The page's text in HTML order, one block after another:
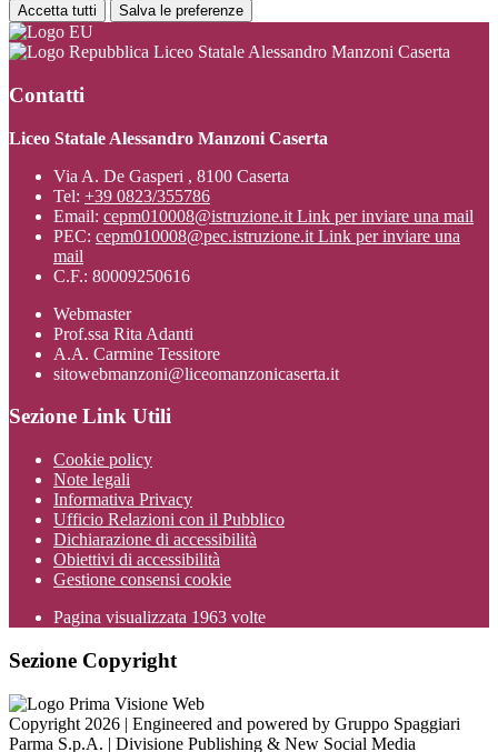
Accetta tutti Salva le preferenze
Liceo Statale Alessandro Manzoni Caserta
Contatti
Liceo Statale Alessandro Manzoni Caserta
Via A. De Gasperi , 8100 Caserta
Tel: +39 0823/355786
Email: cepm010008@istruzione.it Link per inviare una mail
PEC: cepm010008@pec.istruzione.it Link per inviare una
mail
C.F.: 80009250616
Webmaster
Prof.ssa Rita Adanti
A.A. Carmine Tessitore
sitowebmanzoni@liceomanzonicaserta.it
Sezione Link Utili
Cookie policy
Note legali
Informativa Privacy
Ufficio Relazioni con il Pubblico
Dichiarazione di accessibilità
Obiettivi di accessibilità
Gestione consensi cookie
Pagina visualizzata 1963 volte
Sezione Copyright
Copyright 2026 | Engineered and powered by Gruppo Spaggiari
Parma S.p.A. | Divisione Publishing & New Social Media